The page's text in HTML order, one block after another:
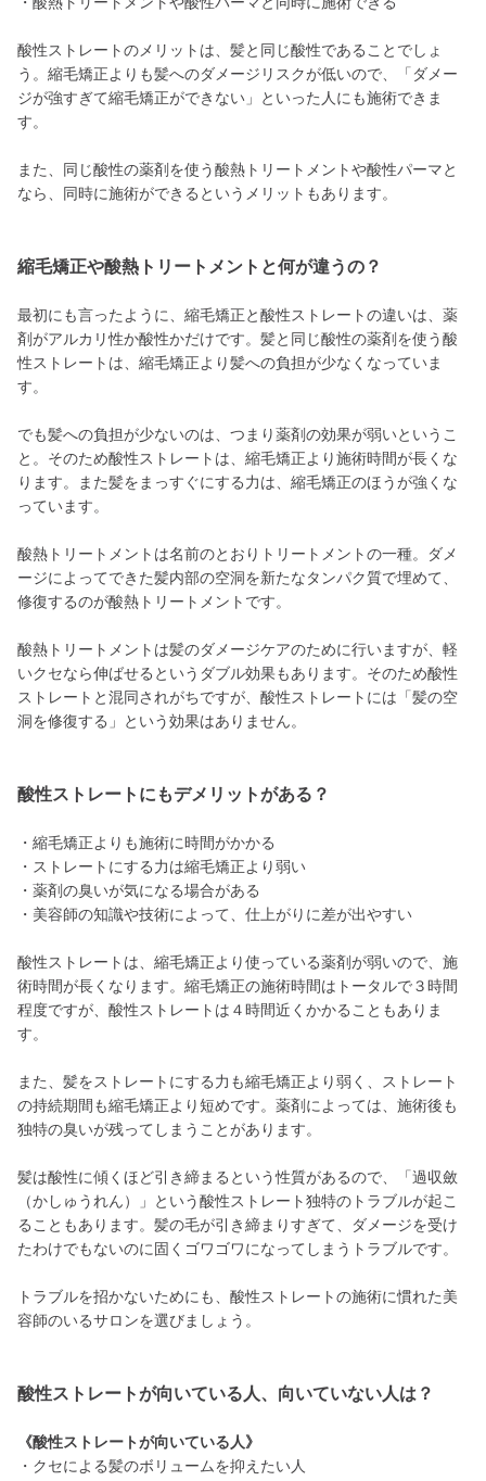
酸性ストレートのメリットは、髪と同じ酸性であることでしょ
う。縮毛矯正よりも髪へのダメージリスクが低いので、「ダメー
ジが強すぎて縮毛矯正ができない」といった人にも施術できま
す。
また、同じ酸性の薬剤を使う酸熱トリートメントや酸性パーマと
なら、同時に施術ができるというメリットもあります。
縮毛矯正や酸熱トリートメントと何が違うの？
最初にも言ったように、縮毛矯正と酸性ストレートの違いは、薬
剤がアルカリ性か酸性かだけです。髪と同じ酸性の薬剤を使う酸
性ストレートは、縮毛矯正より髪への負担が少なくなっていま
す。
でも髪への負担が少ないのは、つまり薬剤の効果が弱いというこ
と。そのため酸性ストレートは、縮毛矯正より施術時間が長くな
ります。また髪をまっすぐにする力は、縮毛矯正のほうが強くな
っています。
酸熱トリートメントは名前のとおりトリートメントの一種。ダメ
ージによってできた髪内部の空洞を新たなタンパク質で埋めて、
修復するのが酸熱トリートメントです。
酸熱トリートメントは髪のダメージケアのために行いますが、軽
いクセなら伸ばせるというダブル効果もあります。そのため酸性
ストレートと混同されがちですが、酸性ストレートには「髪の空
洞を修復する」という効果はありません。
酸性ストレートにもデメリットがある？
・縮毛矯正よりも施術に時間がかかる
・ストレートにする力は縮毛矯正より弱い
・薬剤の臭いが気になる場合がある
・美容師の知識や技術によって、仕上がりに差が出やすい
酸性ストレートは、縮毛矯正より使っている薬剤が弱いので、施
術時間が長くなります。縮毛矯正の施術時間はトータルで３時間
程度ですが、酸性ストレートは４時間近くかかることもありま
す。
また、髪をストレートにする力も縮毛矯正より弱く、ストレート
の持続期間も縮毛矯正より短めです。薬剤によっては、施術後も
独特の臭いが残ってしまうことがあります。
髪は酸性に傾くほど引き締まるという性質があるので、「過収斂
（かしゅうれん）」という酸性ストレート独特のトラブルが起こ
ることもあります。髪の毛が引き締まりすぎて、ダメージを受け
たわけでもないのに固くゴワゴワになってしまうトラブルです。
トラブルを招かないためにも、酸性ストレートの施術に慣れた美
容師のいるサロンを選びましょう。
酸性ストレートが向いている人、向いていない人は？
《酸性ストレートが向いている人》
・クセによる髪のボリュームを抑えたい人